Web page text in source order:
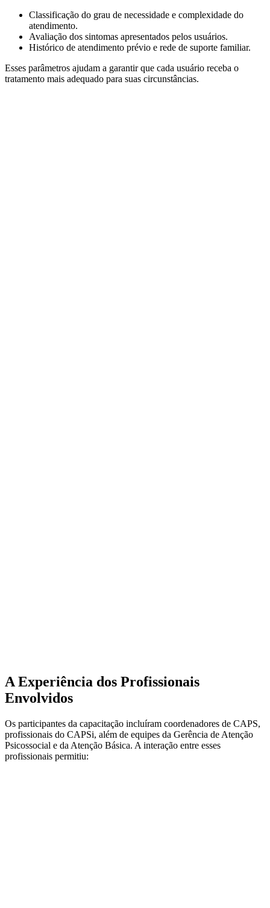
Classificação do grau de necessidade e complexidade do
atendimento.
Avaliação dos sintomas apresentados pelos usuários.
Histórico de atendimento prévio e rede de suporte familiar.
Esses parâmetros ajudam a garantir que cada usuário receba o
tratamento mais adequado para suas circunstâncias.
A Experiência dos Profissionais
Envolvidos
Os participantes da capacitação incluíram coordenadores de CAPS,
profissionais do CAPSi, além de equipes da Gerência de Atenção
Psicossocial e da Atenção Básica. A interação entre esses
profissionais permitiu: